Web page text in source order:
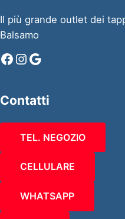
Il più grande outlet dei
Balsamo
Facebook
Instagram
Google
Contatti
TEL. NEGOZIO
CELLULARE
WHATSAPP